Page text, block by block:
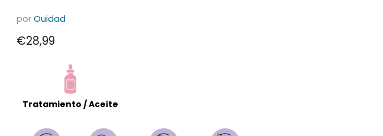
porOuidad
Precio actual
€28,99
Tratamiento / Aceite